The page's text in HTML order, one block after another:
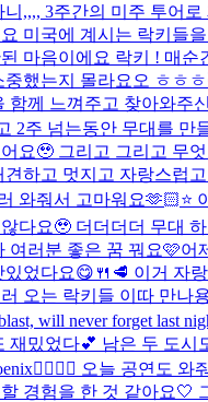
,,,, 3주간의 미주 투어
미국에 계시는 락키들
마음이에요 락키 ! 매순
했는지 몰라요오 ㅎㅎ
함께 느껴주고 찾아와주
2주 넘는동안 무대를 만
요🥹 그리고 그리고 무
하고 멋지고 자랑스럽
와줘서 고마워요🫶🏻⭐️
다요🥹 더더더더 무대
여러분 좋은 꿈 꿔요🩷어
었다요😋🍴🥩 이거 자
오는 락키들 이따 만나
will never forget last
재밌었다💕 남은 두 도시
오늘 공연도
경험을 한 것 같아요🤍